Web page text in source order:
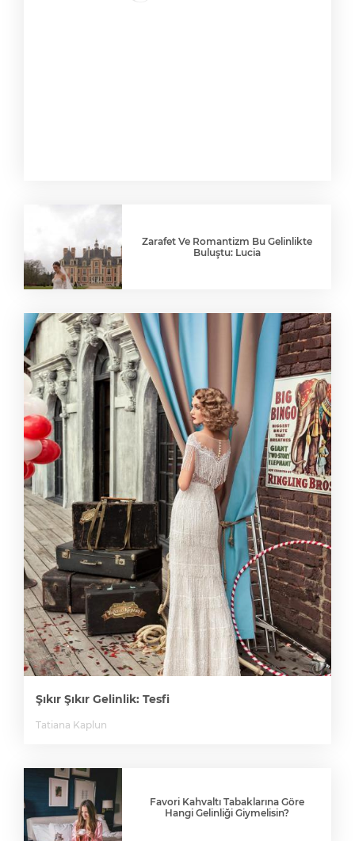
Zarafet Ve Romantizm Bu Gelinlikte
Buluştu: Lucia
Şıkır Şıkır Gelinlik: Tesfi
Tatiana Kaplun
Favori Kahvaltı Tabaklarına Göre
Hangi Gelinliği Giymelisin?